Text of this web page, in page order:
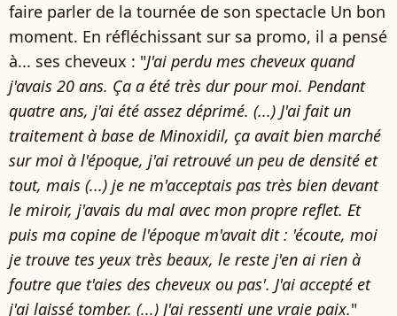
faire parler de la tournée de son spectacle Un bon
moment. En réfléchissant sur sa promo, il a pensé
à... ses cheveux : "J'ai perdu mes cheveux quand
j'avais 20 ans. Ça a été très dur pour moi. Pendant
quatre ans, j'ai été assez déprimé. (...) J'ai fait un
traitement à base de Minoxidil, ça avait bien marché
sur moi à l'époque, j'ai retrouvé un peu de densité et
tout, mais (...) je ne m'acceptais pas très bien devant
le miroir, j'avais du mal avec mon propre reflet. Et
puis ma copine de l'époque m'avait dit : 'écoute, moi
je trouve tes yeux très beaux, le reste j'en ai rien à
foutre que t'aies des cheveux ou pas'. J'ai accepté et
j'ai laissé tomber. (...) J'ai ressenti une vraie paix."